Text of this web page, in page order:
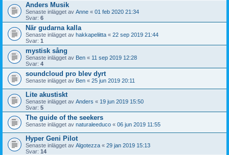
Anders Musik
Senaste inlägget av Anne « 01 feb 2020 21:34
Svar: 6
När gudarna kalla
Senaste inlägget av hakkapeliitta « 22 sep 2019 21:44
Svar: 1
mystisk sång
Senaste inlägget av Ben « 11 sep 2019 12:28
Svar: 4
soundcloud pro blev dyrt
Senaste inlägget av Ben « 25 jun 2019 20:11
Lite akustiskt
Senaste inlägget av Anders « 19 jun 2019 15:50
Svar: 5
The guide of the seekers
Senaste inlägget av naturaleeduco « 06 jun 2019 11:55
Hyper Geni Pilot
Senaste inlägget av Algotezza « 29 jan 2019 15:13
Svar: 14